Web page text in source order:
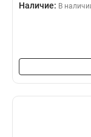
Наличие: В